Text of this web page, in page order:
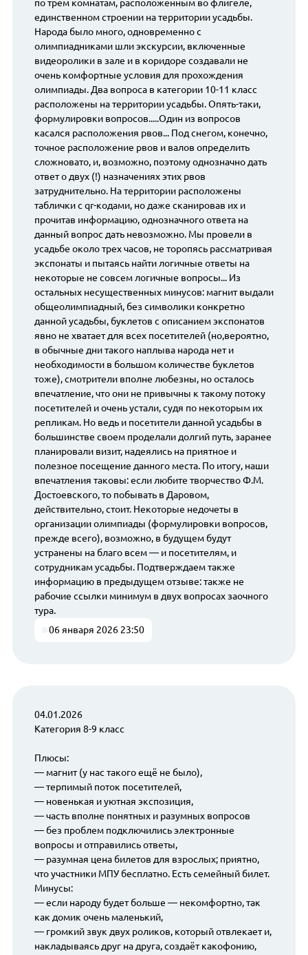
по трем комнатам, расположенным во флигеле,
единственном строении на территории усадьбы.
Народа было много, одновременно с
олимпиадниками шли экскурсии, включенные
видеоролики в зале и в коридоре создавали не
очень комфортные условия для прохождения
олимпиады. Два вопроса в категории 10-11 класс
расположены на территории усадьбы. Опять-таки,
формулировки вопросов.....Один из вопросов
касался расположения рвов... Под снегом, конечно,
точное расположение рвов и валов определить
сложновато, и, возможно, поэтому однозначно дать
ответ о двух (!) назначениях этих рвов
затруднительно. На территории расположены
таблички с qr-кодами, но даже сканировав их и
прочитав информацию, однозначного ответа на
данный вопрос дать невозможно. Мы провели в
усадьбе около трех часов, не торопясь рассматривая
экспонаты и пытаясь найти логичные ответы на
некоторые не совсем логичные вопросы... Из
остальных несущественных минусов: магнит выдали
общеолимпиадный, без символики конкретно
данной усадьбы, буклетов с описанием экспонатов
явно не хватает для всех посетителей (но,вероятно,
в обычные дни такого наплыва народа нет и
необходимости в большом количестве буклетов
тоже), смотрители вполне любезны, но осталось
впечатление, что они не привычны к такому потоку
посетителей и очень устали, судя по некоторым их
репликам. Но ведь и посетители данной усадьбы в
большинстве своем проделали долгий путь, заранее
планировали визит, надеялись на приятное и
полезное посещение данного места. По итогу, наши
впечатления таковы: если любите творчество Ф.М.
Достоевского, то побывать в Даровом,
действительно, стоит. Некоторые недочеты в
организации олимпиады (формулировки вопросов,
прежде всего), возможно, в будущем будут
устранены на благо всем — и посетителям, и
сотрудникам усадьбы. Подтверждаем также
информацию в предыдущем отзыве: также не
рабочие ссылки минимум в двух вопросах заочного
тура.
06 января 2026 23:50
04.01.2026
Категория 8-9 класс
Плюсы:
— магнит (у нас такого ещё не было),
— терпимый поток посетителей,
— новенькая и уютная экспозиция,
— часть вполне понятных и разумных вопросов
— без проблем подключились электронные
вопросы и отправились ответы,
— разумная цена билетов для взрослых; приятно,
что участники МПУ бесплатно. Есть семейный билет.
Минусы:
— если народу будет больше — некомфортно, так
как домик очень маленький,
— громкий звук двух роликов, который отвлекает и,
накладываясь друг на друга, создаёт какофонию,